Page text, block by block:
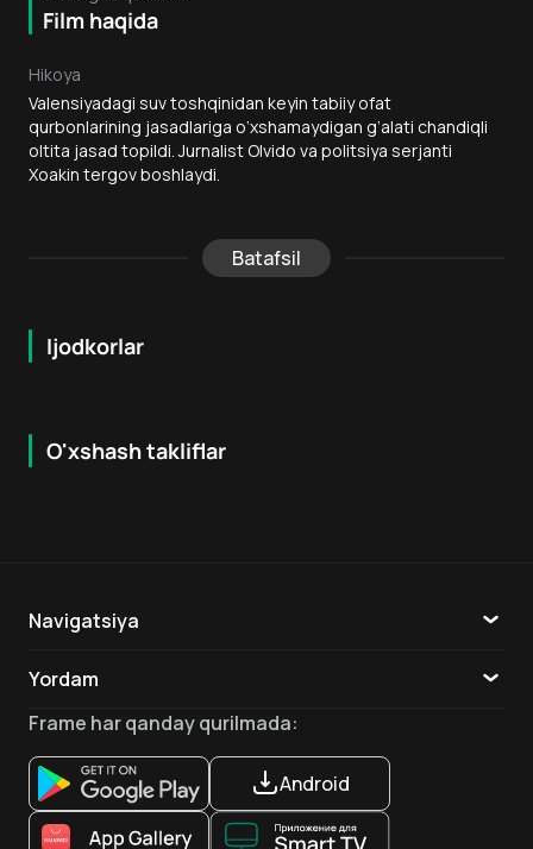
Film haqida
Hikoya
Valensiyadagi suv toshqinidan keyin tabiiy ofat
qurbonlarining jasadlariga o‘xshamaydigan g‘alati chandiqli
oltita jasad topildi. Jurnalist Olvido va politsiya serjanti
Xoakin tergov boshlaydi.
Batafsil
Ijodkorlar
O'xshash takliflar
18 + 5.9
Navigatsiya
Yordam
Aloqa
Ilovalar
Frame har qanday qurilmada:
Android